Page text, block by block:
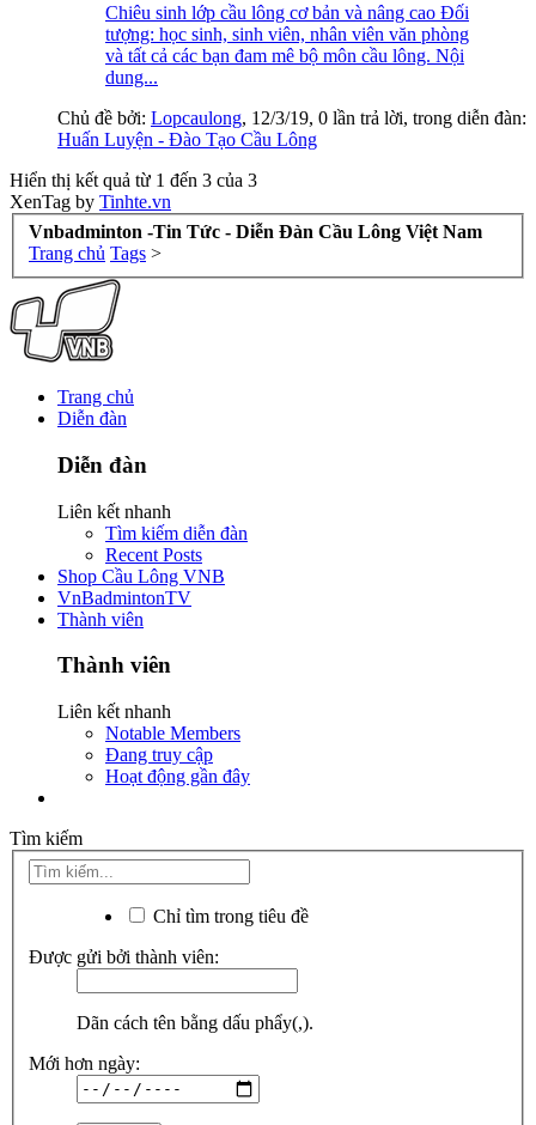
Chiêu sinh lớp cầu lông cơ bản và nâng cao Đối
tượng: học sinh, sinh viên, nhân viên văn phòng
và tất cả các bạn đam mê bộ môn cầu lông. Nội
dung...
Chủ đề bởi: Lopcaulong, 12/3/19, 0 lần trả lời, trong diễn đàn:
Huấn Luyện - Đào Tạo Cầu Lông
Hiển thị kết quả từ 1 đến 3 của 3
XenTag by Tinhte.vn
Vnbadminton -Tin Tức - Diễn Đàn Cầu Lông Việt Nam
Trang chủ Tags >
Trang chủ
Diễn đàn
Diễn đàn
Liên kết nhanh
Tìm kiếm diễn đàn
Recent Posts
Shop Cầu Lông VNB
VnBadmintonTV
Thành viên
Thành viên
Liên kết nhanh
Notable Members
Đang truy cập
Hoạt động gần đây
Tìm kiếm
Chỉ tìm trong tiêu đề
Được gửi bởi thành viên:
Dãn cách tên bằng dấu phẩy(,).
Mới hơn ngày: